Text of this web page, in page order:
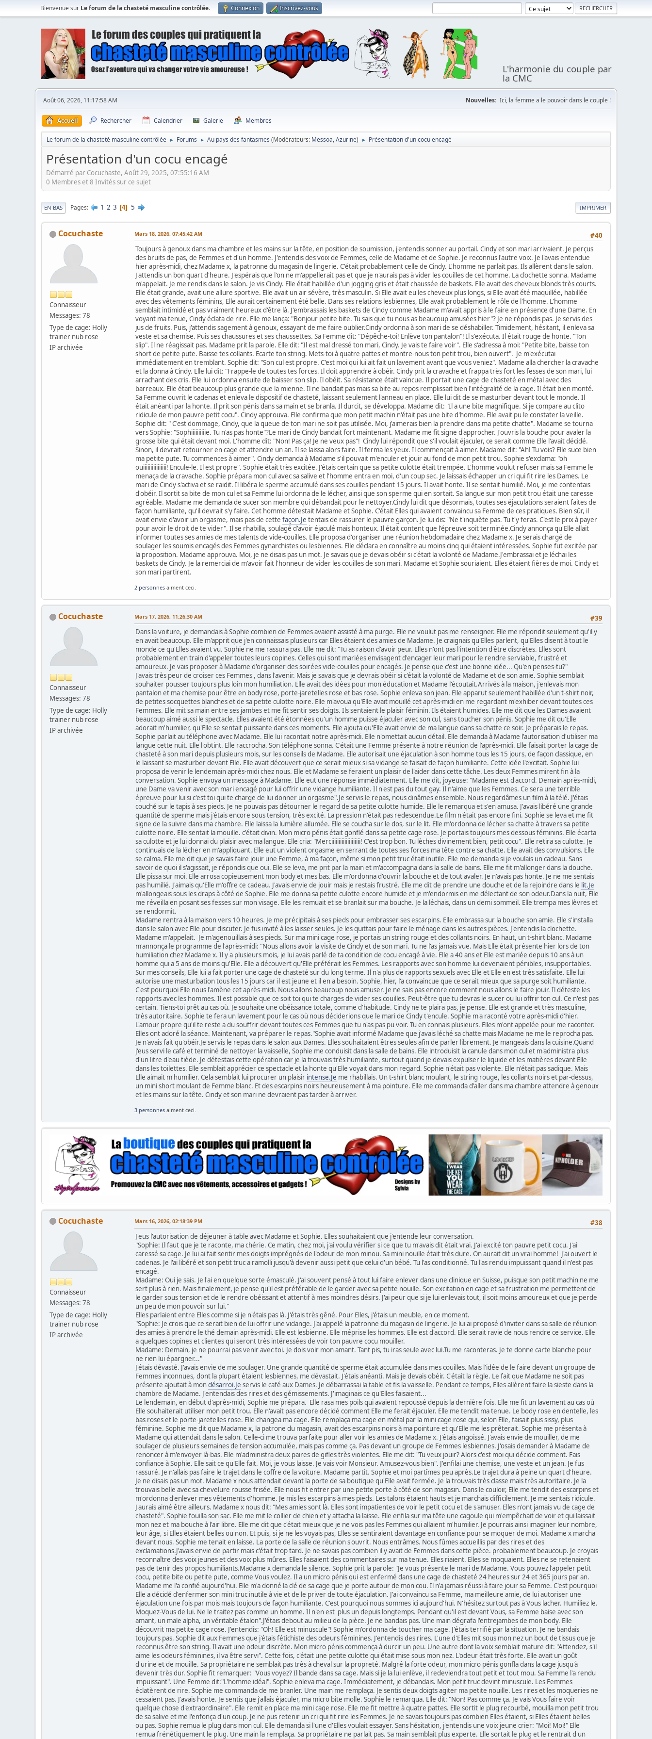
Bienvenue sur Le forum de la chasteté masculine contrôlée. Connexion Inscrivez-vous
L'harmonie du couple par
la CMC
Août 06, 2026, 11:17:58 AM Nouvelles: Ici, la femme a le pouvoir dans le couple !
Accueil Rechercher Calendrier Galerie Membres
Le forum de la chasteté masculine contrôlée ► Forums ► Au pays des fantasmes (Modérateurs: Messoa,Azurine) ► Présentation d'un cocu encagé
Présentation d'un cocu encagé
Démarré par Cocuchaste, Août 29, 2025, 07:55:16 AM
0 Membres et 8 Invités sur ce sujet
IMPRIMER
EN BAS Pages 1 2 3 4 5
Cocuchaste
Connaisseur
Messages: 78
Type de cage: Holly
trainer nub rose
IP archivée
#40
Mars 18, 2026, 07:45:42 AM
Toujours à genoux dans ma chambre et les mains sur la tête, en position de soumission, j'entendis sonner au portail. Cindy et son mari arrivaient. Je perçus
des bruits de pas, de Femmes et d'un homme. J'entendis des voix de Femmes, celle de Madame et de Sophie. Je reconnus l'autre voix. Je l'avais entendue
hier après-midi, chez Madame x, la patronne du magasin de lingerie. C'était probablement celle de Cindy. L'homme ne parlait pas. Ils allèrent dans le salon.
J'attendis un bon quart d'heure. J'espérais que l'on ne m'appellerait pas et que je n'aurais pas à vider les couilles de cet homme. La clochette sonna. Madame
m'appelait. Je me rendis dans le salon. Je vis Cindy. Elle était habillée d'un jogging gris et était chaussée de baskets. Elle avait des cheveux blonds très courts.
Elle était grande, avait une allure sportive. Elle avait un air sévère, très masculin. Si Elle avait eu les cheveux plus longs, si Elle avait été maquillée, habillée
avec des vêtements féminins, Elle aurait certainement été belle. Dans ses relations lesbiennes, Elle avait probablement le rôle de l'homme. L'homme
semblait intimidé et pas vraiment heureux d'être là. J'embrassais les baskets de Cindy comme Madame m'avait appris à le faire en présence d'une Dame. En
voyant ma tenue, Cindy éclata de rire. Elle me lança: "Bonjour petite bite. Tu sais que tu nous as beaucoup amusées hier"? Je ne répondis pas. Je servis des
jus de fruits. Puis, j'attendis sagement à genoux, essayant de me faire oublier.Cindy ordonna à son mari de se déshabiller. Timidement, hésitant, il enleva sa
veste et sa chemise. Puis ses chaussures et ses chaussettes. Sa Femme dit: "Dépêche-toi! Enlève ton pantalon"! Il s'exécuta. Il était rouge de honte. "Ton
slip". Il ne réagissait pas. Madame prit la parole. Elle dit: "Il est mal dressé ton mari, Cindy. Je vais te faire voir". Elle s'adressa à moi: "Petite bite, baisse ton
short de petite pute. Baisse tes collants. Ecarte ton string. Mets-toi à quatre pattes et montre-nous ton petit trou, bien ouvert". Je m'exécutai
immédiatement en tremblant. Sophie dit: "Son cul est propre. C'est moi qui lui ait fait un lavement avant que vous veniez". Madame alla chercher la cravache
et la donna à Cindy. Elle lui dit: "Frappe-le de toutes tes forces. Il doit apprendre à obéir. Cindy prit la cravache et frappa très fort les fesses de son mari, lui
arrachant des cris. Elle lui ordonna ensuite de baisser son slip. Il obéit. Sa résistance était vaincue. Il portait une cage de chasteté en métal avec des
barreaux. Elle était beaucoup plus grande que la mienne. Il ne bandait pas mais sa bite au repos remplissait bien l'intégralité de la cage. Il était bien monté.
Sa Femme ouvrit le cadenas et enleva le dispositif de chasteté, laissant seulement l'anneau en place. Elle lui dit de se masturber devant tout le monde. Il
était anéanti par la honte. Il prit son pénis dans sa main et se branla. Il durcit, se développa. Madame dit: "Il a une bite magnifique. Si je compare au clito
ridicule de mon pauvre petit cocu". Cindy approuva. Elle confirma que mon petit machin n'était pas une bite d'homme. Elle avait pu le constater la veille.
Sophie dit: " C'est dommage, Cindy, que la queue de ton mari ne soit pas utilisée. Moi, j'aimerais bien la prendre dans ma petite chatte". Madame se tourna
vers Sophie: "Sophiiiiiiiiiie. Tu n'as pas honte"?Le mari de Cindy bandait fort maintenant. Madame me fit signe d'approcher. J'ouvris la bouche pour avaler la
grosse bite qui était devant moi. L'homme dit: "Non! Pas ça! Je ne veux pas"! Cindy lui répondit que s'il voulait éjaculer, ce serait comme Elle l'avait décidé.
Sinon, il devrait retourner en cage et attendre un an. Il se laissa alors faire. Il ferma les yeux. Il commençait à aimer. Madame dit: "Ah! Tu vois? Elle suce bien
ma petite pute. Tu commences à aimer". Cindy demanda à Madame s'il pouvait m'enculer et jouir au fond de mon petit trou. Sophie s'exclama: "oh
ouiiiiiiiiiiiiiiii! Encule-le. Il est propre". Sophie était très excitée. J'étais certain que sa petite culotte était trempée. L'homme voulut refuser mais sa Femme le
menaça de la cravache. Sophie prépara mon cul avec sa salive et l'homme entra en moi, d'un coup sec. Je laissais échapper un cri qui fit rire les Dames. Le
mari de Cindy s'activa et se raidit. Il libéra le sperme accumulé dans ses couilles pendant 15 jours. Il avait honte. Il se sentait humilié. Moi, je me contentais
d'obéir. Il sortit sa bite de mon cul et sa Femme lui ordonna de le lécher, ainsi que son sperme qui en sortait. Sa langue sur mon petit trou était une caresse
agréable. Madame me demanda de sucer son membre qui débandait pour le nettoyer.Cindy lui dit que désormais, toutes ses éjaculations seraient faites de
façon humiliante, qu'il devrait s'y faire. Cet homme détestait Madame et Sophie. C'était Elles qui avaient convaincu sa Femme de ces pratiques. Bien sûr, il
avait envie d'avoir un orgasme, mais pas de cette façon.Je tentais de rassurer le pauvre garçon. Je lui dis: "Ne t'inquiète pas. Tu t'y feras. C'est le prix à payer
pour avoir le droit de te vider". Il se rhabilla, soulagé d'avoir éjaculé mais honteux. Il était content que l'épreuve soit terminée.Cindy annonça qu'Elle allait
informer toutes ses amies de mes talents de vide-couilles. Elle proposa d'organiser une réunion hebdomadaire chez Madame x. Je serais chargé de
soulager les soumis encagés des Femmes gynarchistes ou lesbiennes. Elle déclara en connaître au moins cinq qui étaient intéressées. Sophie fut excitée par
la proposition. Madame approuva. Moi, je ne disais pas un mot. Je savais que je devais obéir si c'était la volonté de Madame.J'embrassai et je léchai les
baskets de Cindy. Je la remerciai de m'avoir fait l'honneur de vider les couilles de son mari. Madame et Sophie souriaient. Elles étaient fières de moi. Cindy et
son mari partirent.
2 personnes aiment ceci.
Cocuchaste
Connaisseur
Messages: 78
Type de cage: Holly
trainer nub rose
IP archivée
#39
Mars 17, 2026, 11:26:30 AM
Dans la voiture, je demandais à Sophie combien de Femmes avaient assisté à ma purge. Elle ne voulut pas me renseigner. Elle me répondit seulement qu'il y
en avait beaucoup. Elle m'apprit que j'en connaissais plusieurs car Elles étaient des amies de Madame. Je craignais qu'Elles parlent, qu'Elles disent à tout le
monde ce qu'Elles avaient vu. Sophie ne me rassura pas. Elle me dit: "Tu as raison d'avoir peur. Elles n'ont pas l'intention d'être discrètes. Elles sont
probablement en train d'appeler toutes leurs copines. Celles qui sont mariées envisagent d'encager leur mari pour le rendre serviable, frustré et
amoureux. Je vais proposer à Madame d'organiser des soirées vide-couilles pour encagés. Je pense que c'est une bonne idée... Qu'en penses-tu?"
J'avais très peur de croiser ces Femmes , dans l'avenir. Mais je savais que je devrais obéir si c'était la volonté de Madame et de son amie. Sophie semblait
souhaiter pousser toujours plus loin mon humiliation. Elle avait des idées pour mon éducation et Madame l'écoutait.Arrivés à la maison, j'enlevais mon
pantalon et ma chemise pour être en body rose, porte-jaretelles rose et bas rose. Sophie enleva son jean. Elle apparut seulement habillée d'un t-shirt noir,
de petites socquettes blanches et de sa petite culotte noire. Elle m'avoua qu'Elle avait mouillé cet après-midi en me regardant m'exhiber devant toutes ces
Femmes. Elle mit sa main entre ses jambes et me fit sentir ses doigts. Ils sentaient le plaisir féminin. Ils étaient humides. Elle me dit que les Dames avaient
beaucoup aimé aussi le spectacle. Elles avaient été étonnées qu'un homme puisse éjaculer avec son cul, sans toucher son pénis. Sophie me dit qu'Elle
adorait m'humilier, qu'Elle se sentait puissante dans ces moments. Elle ajouta qu'Elle avait envie de ma langue dans sa chatte ce soir. Je préparais le repas.
Sophie parlait au téléphone avec Madame. Elle lui racontait notre après-midi. Elle n'omettait aucun détail. Elle demanda à Madame l'autorisation d'utiliser ma
langue cette nuit. Elle l'obtint. Elle raccrocha. Son téléphone sonna. C'était une Femme présente à notre réunion de l'après-midi. Elle faisait porter la cage de
chasteté à son mari depuis plusieurs mois, sur les conseils de Madame. Elle autorisait une éjaculation à son homme tous les 15 jours, de façon classique, en
le laissant se masturber devant Elle. Elle avait découvert que ce serait mieux si sa vidange se faisait de façon humiliante. Cette idée l'excitait. Sophie lui
proposa de venir le lendemain après-midi chez nous. Elle et Madame se feraient un plaisir de l'aider dans cette tâche. Les deux Femmes mirent fin à la
conversation. Sophie envoya un message à Madame. Elle eut une réponse immédiatement. Elle me dit, joyeuse: "Madame est d'accord. Demain après-midi,
une Dame va venir avec son mari encagé pour lui offrir une vidange humiliante. Il n'est pas du tout gay. Il n'aime que les Femmes. Ce sera une terrible
épreuve pour lui si c'est toi qui te charge de lui donner un orgasme".Je servis le repas, nous dinâmes ensemble. Nous regardâmes un film à la télé. J'étais
couché sur le tapis à ses pieds. Je ne pouvais pas détourner le regard de sa petite culotte humide. Elle le remarqua et s'en amusa. J'avais libéré une grande
quantité de sperme mais j'étais encore sous tension, très excité. La pression n'était pas redescendue.Le film n'était pas encore fini. Sophie se leva et me fit
signe de la suivre dans ma chambre. Elle laissa la lumière allumée. Elle se coucha sur le dos, sur le lit. Elle m'ordonna de lécher sa chatte à travers sa petite
culotte noire. Elle sentait la mouille. c'était divin. Mon micro pénis était gonflé dans sa petite cage rose. Je portais toujours mes dessous féminins. Elle écarta
sa culotte et je lui donnai du plaisir avec ma langue. Elle cria: "Merciiiiiiiiiiiiiiiiiiii! C'est trop bon. Tu lèches divinement bien, petit cocu". Elle retira sa culotte. Je
continuais de la lécher en m'appliquant. Elle eut un violent orgasme en serrant de toutes ses forces ma tête contre sa chatte. Elle avait des convulsions. Elle
se calma. Elle me dit que je savais faire jouir une Femme, à ma façon, même si mon petit truc était inutile. Elle me demanda si je voulais un cadeau. Sans
savoir de quoi il s'agissait, je répondis que oui. Elle se leva, me prit par la main et m'accompagna dans la salle de bains. Elle me fit m'allonger dans la douche.
Elle pissa sur moi. Elle arrosa copieusement mon body et mes bas. Elle m'ordonna d'ouvrir la bouche et de tout avaler. Je n'avais pas honte. Je ne me sentais
pas humilié. J'aimais qu'Elle m'offre ce cadeau. J'avais envie de jouir mais je restais frustré. Elle me dit de prendre une douche et de la rejoindre dans le lit.Je
m'allongeais sous les draps à côté de Sophie. Elle me donna sa petite culotte encore humide et je m'endormis en me délectant de son odeur.Dans la nuit, Elle
me réveilla en posant ses fesses sur mon visage. Elle les remuait et se branlait sur ma bouche. Je la léchais, dans un demi sommeil. Elle trempa mes lèvres et
se rendormit.
Madame rentra à la maison vers 10 heures. Je me précipitais à ses pieds pour embrasser ses escarpins. Elle embrassa sur la bouche son amie. Elle s'installa
dans le salon avec Elle pour discuter. Je fus invité à les laisser seules. Je les quittais pour faire le ménage dans les autres pièces. J'entendis la clochette.
Madame m'appelait. Je m'agenouillais à ses pieds. Sur ma mini cage rose, je portais un string rouge et des collants noirs. En haut, un t-shirt blanc. Madame
m'annonça le programme de l'après-midi: "Nous allons avoir la visite de Cindy et de son mari. Tu ne l'as jamais vue. Mais Elle était présente hier lors de ton
humiliation chez Madame x. Il y a plusieurs mois, je lui avais parlé de ta condition de cocu encagé à vie. Elle a 40 ans et Elle est mariée depuis 10 ans à un
homme qui a 5 ans de moins qu'Elle. Elle a découvert qu'Elle préférait les Femmes. Les rapports avec son homme lui devenaient pénibles, insupportables.
Sur mes conseils, Elle lui a fait porter une cage de chasteté sur du long terme. Il n'a plus de rapports sexuels avec Elle et Elle en est très satisfaite. Elle lui
autorise une masturbation tous les 15 jours car il est jeune et il en a besoin. Sophie, hier, l'a convaincue que ce serait mieux que sa purge soit humiliante.
C'est pourquoi Elle nous l'amène cet après-midi. Nous allons beaucoup nous amuser. Je ne sais pas encore comment nous allons le faire jouir. Il déteste les
rapports avec les hommes. Il est possible que ce soit toi qui te charges de vider ses couilles. Peut-être que tu devras le sucer ou lui offrir ton cul. Ce n'est pas
certain. Tiens-toi prêt au cas où. Je souhaite une obéissance totale, comme d'habitude. Cindy ne te plaira pas, je pense. Elle est grande et très masculine,
très autoritaire. Sophie te fera un lavement pour le cas où nous déciderions que le mari de Cindy t'encule. Sophie m'a raconté votre après-midi d'hier.
L'amour propre qu'il te reste a du souffrir devant toutes ces Femmes que tu n'as pas pu voir. Tu en connais plusieurs. Elles m'ont appelée pour me raconter.
Elles ont adoré la séance. Maintenant, va préparer le repas."Sophie avait informé Madame que j'avais léché sa chatte mais Madame ne me le reprocha pas.
Je n'avais fait qu'obéir.Je servis le repas dans le salon aux Dames. Elles souhaitaient êtres seules afin de parler librement. Je mangeais dans la cuisine.Quand
j'eus servi le café et terminé de nettoyer la vaisselle, Sophie me conduisit dans la salle de bains. Elle introduisit la canule dans mon cul et m'administra plus
d'un litre d'eau tiède. Je détestais cette opération car je la trouvais très humiliante, surtout quand je devais expulser le liquide et les matières devant Elle
dans les toilettes. Elle semblait apprécier ce spectacle et la honte qu'Elle voyait dans mon regard. Sophie n'était pas violente. Elle n'était pas sadique. Mais
Elle aimait m'humilier. Cela semblait lui procurer un plaisir intense.Je me rhabillais. Un t-shirt blanc moulant, le string rouge, les collants noirs et par-dessus,
un mini short moulant de Femme blanc. Et des escarpins noirs heureusement à ma pointure. Elle me commanda d'aller dans ma chambre attendre à genoux
et les mains sur la tête. Cindy et son mari ne devraient pas tarder à arriver.
3 personnes aiment ceci.
Cocuchaste
Connaisseur
Messages: 78
Type de cage: Holly
trainer nub rose
IP archivée
#38
Mars 16, 2026, 02:18:39 PM
J'eus l'autorisation de déjeuner à table avec Madame et Sophie. Elles souhaitaient que j'entende leur conversation.
"Sophie: Il faut que je te raconte, ma chérie. Ce matin, chez moi, j'ai voulu vérifier si ce que tu m'avais dit était vrai. J'ai excité ton pauvre petit cocu. J'ai
caressé sa cage. Je lui ai fait sentir mes doigts imprégnés de l'odeur de mon minou. Sa mini nouille était très dure. On aurait dit un vrai homme! J'ai ouvert le
cadenas. Je l'ai libéré et son petit truc a ramolli jusqu'à devenir aussi petit que celui d'un bébé. Tu l'as conditionné. Tu l'as rendu impuissant quand il n'est pas
encagé.
Madame: Oui je sais. Je l'ai en quelque sorte émasculé. J'ai souvent pensé à tout lui faire enlever dans une clinique en Suisse, puisque son petit machin ne me
sert plus à rien. Mais finalement, je pense qu'il est préférable de le garder avec sa petite nouille. Son excitation en cage et sa frustration me permettent de
le garder sous tension et de le rendre obéissant et attentif à mes moindres désirs. J'ai peur que si je lui enlevais tout, il soit moins amoureux et que je perde
un peu de mon pouvoir sur lui."
Elles parlaient entre Elles comme si je n'étais pas là. J'étais très gêné. Pour Elles, j'étais un meuble, en ce moment.
"Sophie: Je crois que ce serait bien de lui offrir une vidange. J'ai appelé la patronne du magasin de lingerie. Je lui ai proposé d'inviter dans sa salle de réunion
des amies à prendre le thé demain après-midi. Elle est lesbienne. Elle méprise les hommes. Elle est d'accord. Elle serait ravie de nous rendre ce service. Elle
a quelques copines et clientes qui seront très intéressées de voir ton pauvre cocu mouiller.
Madame: Demain, je ne pourrai pas venir avec toi. Je dois voir mon amant. Tant pis, tu iras seule avec lui.Tu me raconteras. Je te donne carte blanche pour
ne rien lui épargner..."
J'étais dévasté. J'avais envie de me soulager. Une grande quantité de sperme était accumulée dans mes couilles. Mais l'idée de le faire devant un groupe de
Femmes inconnues, dont la plupart étaient lesbiennes, me dévastait. J'étais anéanti. Mais je devais obéir. C'était la règle. Le fait que Madame ne soit pas
présente ajoutait à mondésarroi.Je servis le café aux Dames. Je débarrassai la table et fis la vaisselle. Pendant ce temps, Elles allèrent faire la sieste dans la
chambre de Madame. J'entendais des rires et des gémissements. J'imaginais ce qu'Elles faisaient...
Le lendemain, en début d'après-midi, Sophie me prépara. Elle rasa mes poils qui avaient repoussé depuis la dernière fois. Elle me fit un lavement au cas où
Elle souhaiterait utiliser mon petit trou. Elle n'avait pas encore décidé comment Elle me ferait éjaculer. Elle me tendit ma tenue. Le body rose en dentelle, les
bas roses et le porte-jaretelles rose. Elle changea ma cage. Elle remplaça ma cage en métal par la mini cage rose qui, selon Elle, faisait plus sissy, plus
féminine. Sophie me dit que Madame x, la patrone du magasin, avait des escarpins noirs à ma pointure et qu'Elle me les prêterait. Sophie me présenta à
Madame qui attendait dans le salon. Celle-ci me trouva parfaite pour aller voir les amies de Madame x. J'étais angoissé. J'avais envie de mouiller, de me
soulager de plusieurs semaines de tension accumulée, mais pas comme ça. Pas devant un groupe de Femmes lesbiennes. J'osais demander à Madame de
renoncer à m'envoyer là-bas. Elle m'administra deux paires de gifles très violentes. Elle me dit: "Tu veux jouir? Alors c'est moi qui décide comment. Fais
confiance à Sophie. Elle sait ce qu'Elle fait. Moi, je vous laisse. Je vais voir Monsieur. Amusez-vous bien". J'enfilai une chemise, une veste et un jean. Je fus
rassuré. Je n'allais pas faire le trajet dans le coffre de la voiture. Madame partit. Sophie et moi partîmes peu après.Le trajet dura à peine un quart d'heure.
Je ne disais pas un mot. Madame x nous attendait devant la porte de sa boutique qu'Elle avait fermée. Je la trouvais très classe mais très autoritaire. Je la
trouvais belle avec sa chevelure rousse frisée. Elle nous fit entrer par une petite porte à côté de son magasin. Dans le couloir, Elle me tendit des escarpins et
m'ordonna d'enlever mes vêtements d'homme. Je mis les escarpins à mes pieds. Les talons étaient hauts et je marchais difficilement. Je me sentais ridicule.
J'aurais aimé être ailleurs. Madame x nous dit: "Mes amies sont là. Elles sont impatientes de voir le petit cocu et de s'amuser. Elles n'ont jamais vu de cage de
chasteté". Sophie fouilla son sac. Elle me mit le collier de chien et y attacha la laisse. Elle enfila sur ma tête une cagoule qui m'empêchait de voir et qui laissait
mon nez et ma bouche à l'air libre. Elle me dit que c'était mieux que je ne vois pas les Femmes qui allaient m'humilier. Je pourrais ainsi imaginer leur nombre,
leur âge, si Elles étaient belles ou non. Et puis, si je ne les voyais pas, Elles se sentiraient davantage en confiance pour se moquer de moi. Madame x marcha
devant nous. Sophie me tenait en laisse. La porte de la salle de réunion s'ouvrit. Nous entrâmes. Nous fûmes accueillis par des rires et des
exclamations.J'avais envie de partir mais c'était trop tard. Je ne savais pas combien il y avait de Femmes dans cette pièce. probablement beaucoup. Je croyais
reconnaître des voix jeunes et des voix plus mûres. Elles faisaient des commentaires sur ma tenue. Elles riaient. Elles se moquaient. Elles ne se retenaient
pas de tenir des propos humiliants.Madame x demanda le silence. Sophie prit la parole: "Je vous présente le mari de Madame. Vous pouvez l'appeler petit
cocu, petite bite ou petite pute, comme Vous voulez. Il a un micro pénis qui est enfermé dans une cage de chasteté 24 heures sur 24 et 365 jours par an.
Madame me l'a confié aujourd'hui. Elle m'a donné la clé de sa cage que je porte autour de mon cou. Il n'a jamais réussi à faire jouir sa Femme. C'est pourquoi
Elle a décidé d'enfermer son mini truc inutile à vie et de le priver de toute éjaculation. J'ai convaincu sa Femme, ma meilleure amie, de lui autoriser une
éjaculation une fois par mois mais toujours de façon humiliante. C'est pourquoi nous sommes ici aujourd'hui. N'hésitez surtout pas à Vous lacher. Humiliez le.
Moquez-Vous de lui. Ne le traitez pas comme un homme. Il n'en est plus un depuis longtemps. Pendant qu'il est devant Vous, sa Femme baise avec son
amant, un male alpha, un véritable étalon".J'étais debout au milieu de la pièce. Je ne bandais pas. Une main dégrafa l'entrejambes de mon body. Elle
découvrit ma petite cage rose. J'entendis: "Oh! Elle est minuscule"! Sophie m'ordonna de toucher ma cage. J'étais terrifié par la situation. Je ne bandais
toujours pas. Sophie dit aux Femmes que j'étais fétichiste des odeurs féminines. J'entendis des rires. L'une d'Elles mit sous mon nez un bout de tissus que je
reconnus être son string. Il avait une odeur discrète. Mon micro pénis commença à durcir un peu. Une autre dont la voix semblait mature dit: "Attendez, s'il
aime les odeurs féminines, il va être servi". Cette fois, c'était une petite culotte qui était mise sous mon nez. L'odeur était très forte. Elle avait un goût
d'urine et de mouille. Sa propriétaire ne semblait pas très à cheval sur la propreté. Malgré la forte odeur, mon micro pénis gonfla dans la cage jusqu'à
devenir très dur. Sophie fit remarquer: "Vous voyez? Il bande dans sa cage. Mais si je la lui enlève, il redeviendra tout petit et tout mou. Sa Femme l'a rendu
impuissant". Une Femme dit:"L'homme idéal". Sophie enleva ma cage. Immédiatement, je débandais. Mon petit truc devint minuscule. Les Femmes
éclatèrent de rire. Sophie me commanda de me branler. Une main me remplaça. Je sentis deux doigts agiter ma petite nouille. Les rires et les moqueries ne
cessaient pas. J'avais honte. Je sentis que j'allais éjaculer, ma micro bite molle. Sophie le remarqua. Elle dit: "Non! Pas comme ça. Je vais Vous faire voir
quelque chose d'extraordinaire". Elle remit en place ma mini cage rose. Elle me fit mettre à quatre pattes. Elle sortit le plug recourbé, mouilla mon petit trou
de sa salive et me l'enfonça d'un coup. Je ne pus retenir un cri qui fit rire les Femmes. Je ne savais toujours pas combien Elles étaient, si Elles étaient belles
ou pas. Sophie remua le plug dans mon cul. Elle demanda si l'une d'Elles voulait essayer. Sans hésitation, j'entendis une voix jeune crier: "Moi! Moi!" Elle
remua frénétiquement le plug. Une main la remplaça. Sa propriétaire ne parlait pas. Sa main semblait plus experte. Elle sortait le plug et le rentrait d'un